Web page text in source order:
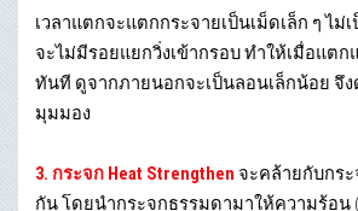
เวลาแตกจะแตกกระจายเป็นเม็ดเล็ก ๆ ไม่
จะไม่มีรอยแยกวิ่งเข้ากรอบ ทำให้เมื่อแตก
ทันที ดูจากภายนอกจะเป็นลอนเล็กน้อย จึ
มุมมอง
3. กระจก Heat Strengthen จะคล้ายกับกร
กัน โดยนำกระจกธรรมดามาให้ความร้อน